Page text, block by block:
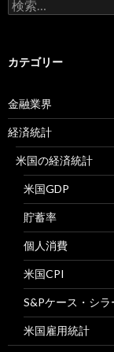
索:
カテゴリー
金融業界
経済統計
米国の経済統計
米国GDP
貯蓄率
個人消費
米国CPI
S&Pケース・シ
米国雇用統計